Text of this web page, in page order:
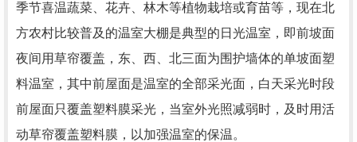
季节喜温蔬菜、花卉、林木等植物栽培或育苗等，现在北
方农村比较普及的温室大棚是典型的日光温室，即前坡面
夜间用草帘覆盖，东、西、北三面为围护墙体的单坡面塑
料温室，其中前屋面是温室的全部采光面，白天采光时段
前屋面只覆盖塑料膜采光，当室外光照减弱时，及时用活
动草帘覆盖塑料膜，以加强温室的保温。